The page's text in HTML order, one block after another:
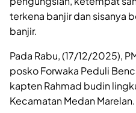
terkena banjir dan sisanya
banjir.
Pada Rabu, (17/12/2025),
posko Forwaka Peduli
kapten Rahmad budin
Kecamatan Medan Marelan.